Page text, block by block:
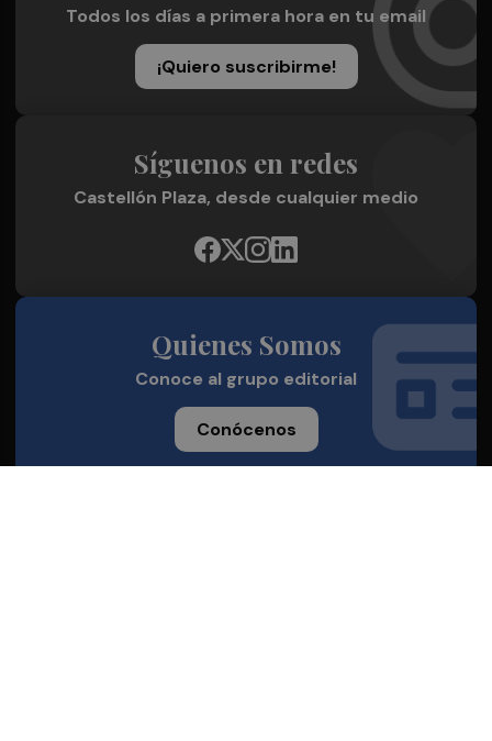
Todos los días a primera hora en tu email
¡Quiero suscribirme!
Síguenos en redes
Castellón Plaza, desde cualquier medio
Quienes Somos
Conoce al grupo editorial
Conócenos